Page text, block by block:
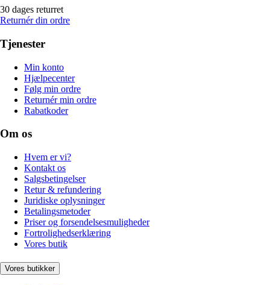
30 dages returret
Returnér din ordre
Tjenester
Min konto
Hjælpecenter
Følg min ordre
Returnér min ordre
Rabatkoder
Om os
Hvem er vi?
Kontakt os
Salgsbetingelser
Retur & refundering
Juridiske oplysninger
Betalingsmetoder
Priser og forsendelsesmuligheder
Fortrolighedserklæring
Vores butik
Vores butikker